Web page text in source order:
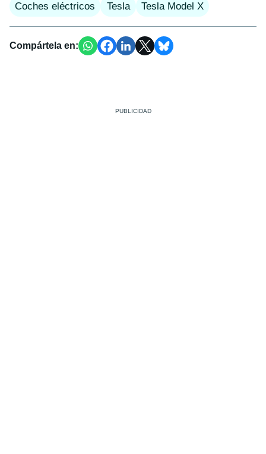
Coches eléctricos Tesla Tesla Model X
Compártela en: